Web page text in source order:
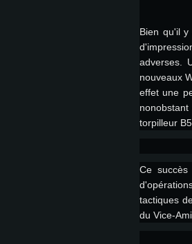
OS: Windows 10
Processeur:
Mémoire: 4 GB
Radeon 77XX /
résolution
OS: Mac OS Big
Processeur:
processeurs
Mémoire: 6 GB
Carte graphique:
analogue AMD/
supportée par le
OS: Les
Processeur:
Mémoire: 4 GB
Carte
drivers (moins
(La résolution
Bien qu'il
adverses.
nouveaux
effet une
torpilleur
Ce
tactiques
du Vice-